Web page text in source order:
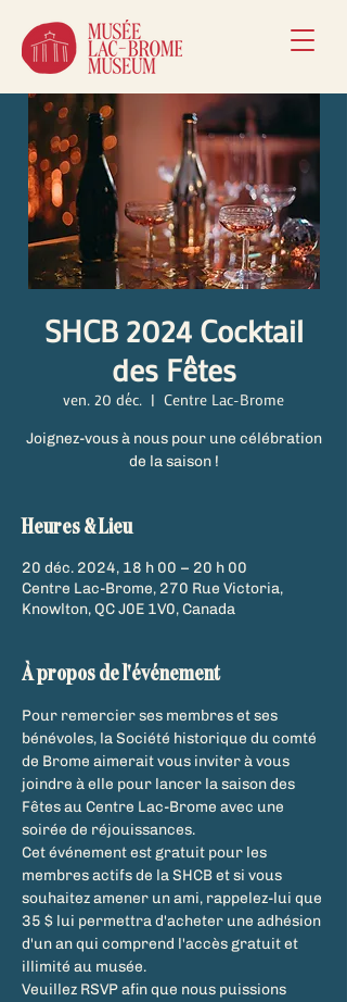
SHCB 2024 Cocktail
des Fêtes
ven. 20 déc.
  |
Centre Lac-Brome
Joignez-vous à nous pour une célébration
de la saison !
Heures & Lieu
20 déc. 2024, 18 h 00 – 20 h 00
Centre Lac-Brome, 270 Rue Victoria,
Knowlton, QC J0E 1V0, Canada
À propos de l'événement
Pour remercier ses membres et ses
bénévoles, la Société historique du comté
de Brome aimerait vous inviter à vous
joindre à elle pour lancer la saison des
Fêtes au Centre Lac-Brome avec une
soirée de réjouissances.
Cet événement est gratuit pour les
membres actifs de la SHCB et si vous
souhaitez amener un ami, rappelez-lui que
35 $ lui permettra d'acheter une adhésion
d'un an qui comprend l'accès gratuit et
illimité au musée.
Veuillez RSVP afin que nous puissions